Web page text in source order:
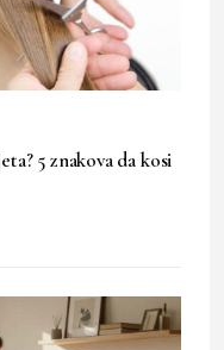
5 znakova da kosi